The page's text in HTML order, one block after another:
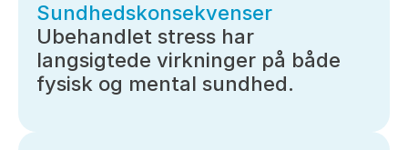
Sundhedskonsekvenser
Ubehandlet stress har
langsigtede virkninger på både
fysisk og mental sundhed.